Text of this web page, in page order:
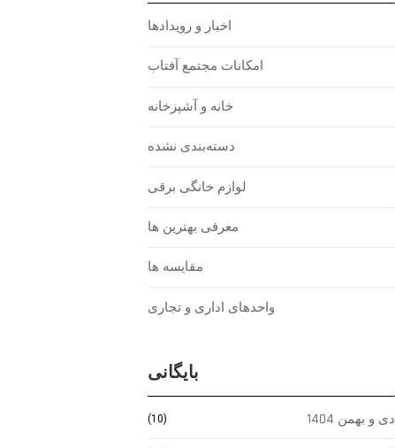
اخبار و رویدادها
امکانات مجتمع آفتاب
خانه و آشپزخانه
دسته‌بندی نشده
لوازم خانگی برقی
معرفی بهترین ها
مقایسه ها
واحدهای اداری و تجاری
بایگانی
دی و بهمن 1404 (10)